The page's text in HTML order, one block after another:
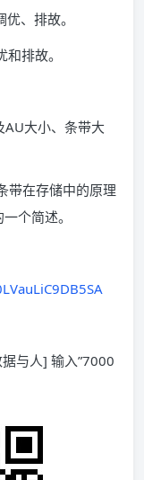
、排故。
排故。
AU大小、条带大
带在存储中的原理
个简述。
与人] 输入”7000